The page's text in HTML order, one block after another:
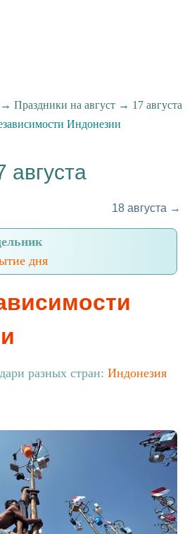
→ Праздники на август → 17 августа
Индонезии
августа
18 августа →
дня
разных стран: Индонезия